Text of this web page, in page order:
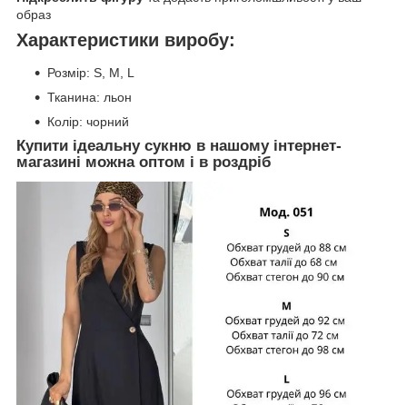
образ
Характеристики виробу:
Розмір: S, M, L
Тканина: льон
Колір: чорний
Купити ідеальну сукню в нашому інтернет-
магазині можна оптом і в роздріб